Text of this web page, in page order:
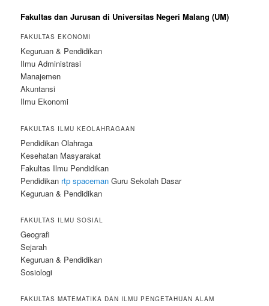
Fakultas dan Jurusan di Universitas Negeri Malang (UM)
FAKULTAS EKONOMI
Keguruan & Pendidikan
Ilmu Administrasi
Manajemen
Akuntansi
Ilmu Ekonomi
FAKULTAS ILMU KEOLAHRAGAAN
Pendidikan Olahraga
Kesehatan Masyarakat
Fakultas Ilmu Pendidikan
Pendidikan rtp spaceman Guru Sekolah Dasar
Keguruan & Pendidikan
FAKULTAS ILMU SOSIAL
Geografi
Sejarah
Keguruan & Pendidikan
Sosiologi
FAKULTAS MATEMATIKA DAN ILMU PENGETAHUAN ALAM